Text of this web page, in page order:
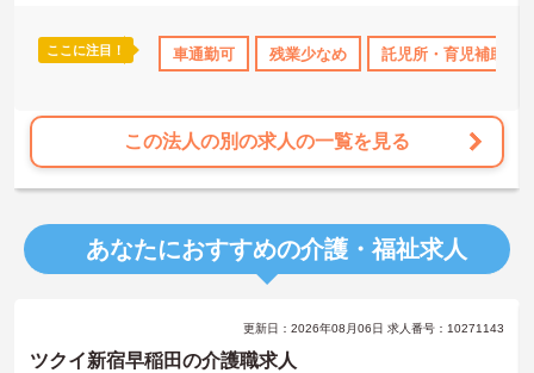
ンクOK 資格取得サポート 研修制度あり 産休･育休･介護休暇
や年間公休110日に加え、有給休暇も取得しやすい体制が整ってお
り、プライベートも大切にしながらメリハリをつけて働けます。
ここに注目！ 車通勤可 残業少なめ 託児所・育児補助
この法人の別の求人の一覧を見る
あなたにおすすめの介護・福祉求人
更新日：2026年08月06日 求人番号：10271143
ツクイ新宿早稲田の介護職求人